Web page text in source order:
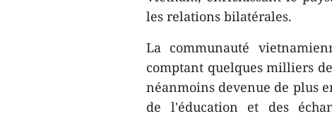
les relations bilatérales.
La communauté
comptant quelques milliers
néanmoins devenue de plus
de l'éducation et des